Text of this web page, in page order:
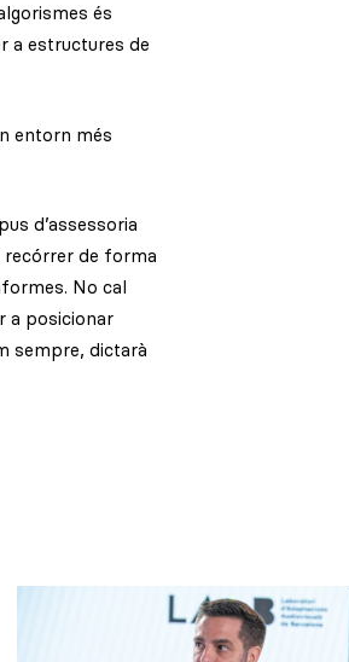
és
a estructures de
entorn més
d’assessoria
recórrer de forma
No cal
a posicionar
sempre, dictarà